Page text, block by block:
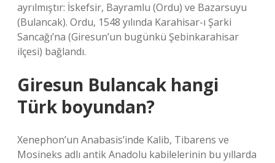
ayrılmıştır: İskefsir, Bayramlu (Ordu) ve Bazarsuyu
(Bulancak). Ordu, 1548 yılında Karahisar-ı Şarki
Sancağı’na (Giresun’un bugünkü Şebinkarahisar
ilçesi) bağlandı.
Giresun Bulancak hangi
Türk boyundan?
Xenephon’un Anabasis’inde Kalib, Tibarens ve
Mosineks adlı antik Anadolu kabilelerinin bu yıllarda